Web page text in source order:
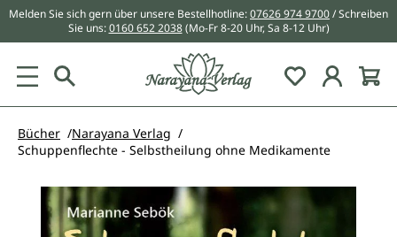
springen
Melden Sie sich gern über unsere Bestellhotline:07626 974 9700/ Schreiben
Sie uns:0160 652 2038 (Mo-Fr 8-20 Uhr, Sa 8-12 Uhr)
Du hast 0
Bücher
Narayana Verlag
Schuppenflechte - Selbstheilung ohne Medikamente
Bildergalerie überspringen